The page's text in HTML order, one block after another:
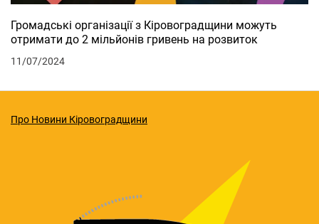
Громадські організації з Кіровоградщини можуть
отримати до 2 мільйонів гривень на розвиток
11/07/2024
Про Новини Кіровоградщини